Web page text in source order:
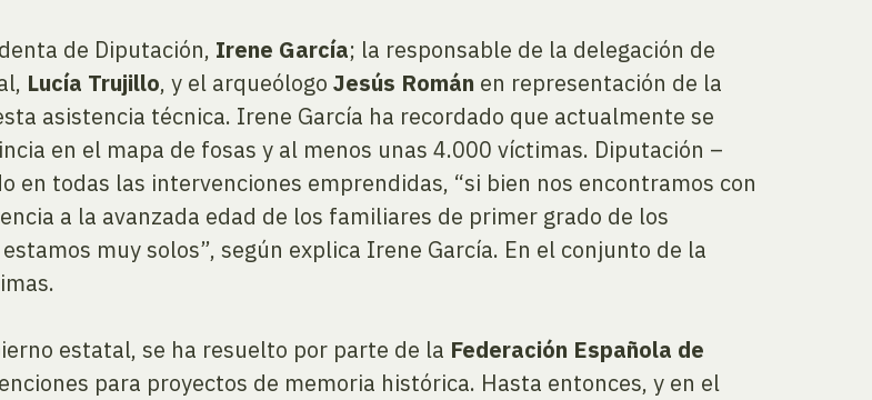
de Diputación, Irene García; la responsable de la delegación de
Lucía Trujillo, y el arqueólogo Jesús Román en representación de la
asistencia técnica. Irene García ha recordado que actualmente se
en el mapa de fosas y al menos unas 4.000 víctimas. Diputación –
en todas las intervenciones emprendidas, “si bien nos encontramos con
a la avanzada edad de los familiares de primer grado de los
muy solos”, según explica Irene García. En el conjunto de la
estatal, se ha resuelto por parte de la Federación Española de
para proyectos de memoria histórica. Hasta entonces, y en el